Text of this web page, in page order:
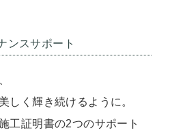
ンスサポート
しく輝き続けるように。
工証明書の2つのサポート